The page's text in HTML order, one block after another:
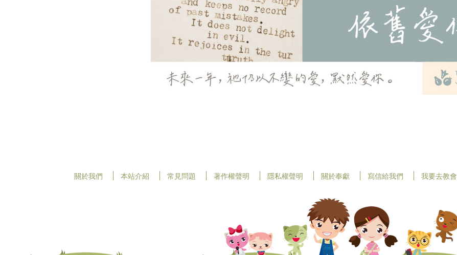
關於我們 本站介紹 常見問題 著作權聲明 隱私權聲明 關於奉獻 寫信給我們 我要去教會